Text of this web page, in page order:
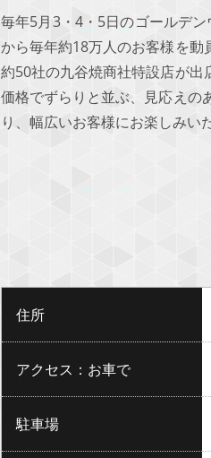
毎年5月3・4・5日のゴールデ
から毎年約18万人のお客様を動
約50社の九谷焼商社特設店が
価格でずらりと並ぶ、見応えの
り、幅広いお客様にお楽しみい
住所
アクセス：お車で
駐車場